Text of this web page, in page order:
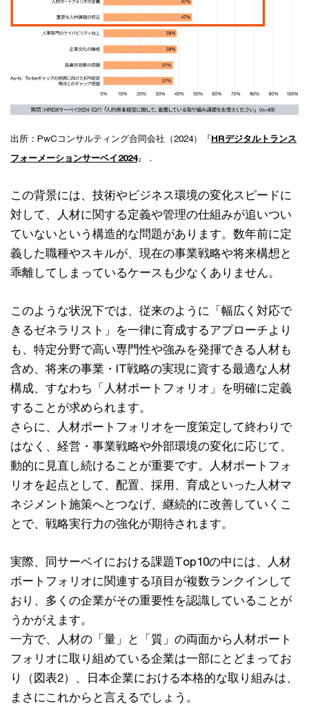
出所：PwCコンサルティング合同会社（2024）『HRデジタルトランス
フォーメーションサーベイ2024』．
この背景には、技術やビジネス環境の変化スピードに
対して、人材に関する定義や管理の仕組みが追いつい
ていないという構造的な問題があります。数年前に定
義した職種やスキルが、現在の事業戦略や将来構想と
乖離してしまっているケースも少なくありません。
このような状況下では、従来のように「幅広く対応で
きるゼネラリスト」を一律に育成するアプローチより
も、特定分野で高い専門性や強みを発揮できる人材も
含め、将来の事業・IT戦略の実現に資する最適な人材
構成、すなわち「人材ポートフォリオ」を明確に定義
することが求められます。
さらに、人材ポートフォリオを一度策定して終わりで
はなく、経営・事業戦略や外部環境の変化に応じて、
動的に見直し続けることが重要です。人材ポートフォ
リオを起点として、配置、採用、育成といった人材マ
ネジメント施策へとつなげ、継続的に改善していくこ
とで、戦略実行力の強化が期待されます。
実際、同サーベイにおける課題Top10の中には、人材
ポートフォリオに関連する項目が複数ランクインして
おり、多くの企業がその重要性を認識していることが
うかがえます。
一方で、人材の「量」と「質」の両面から人材ポート
フォリオに取り組めている企業は一部にとどまってお
り（図表2）、日本企業における本格的な取り組みは、
まさにこれからと言えるでしょう。